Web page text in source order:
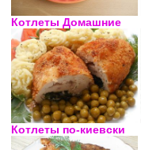
Котлеты Домашние
Котлеты по-киевски